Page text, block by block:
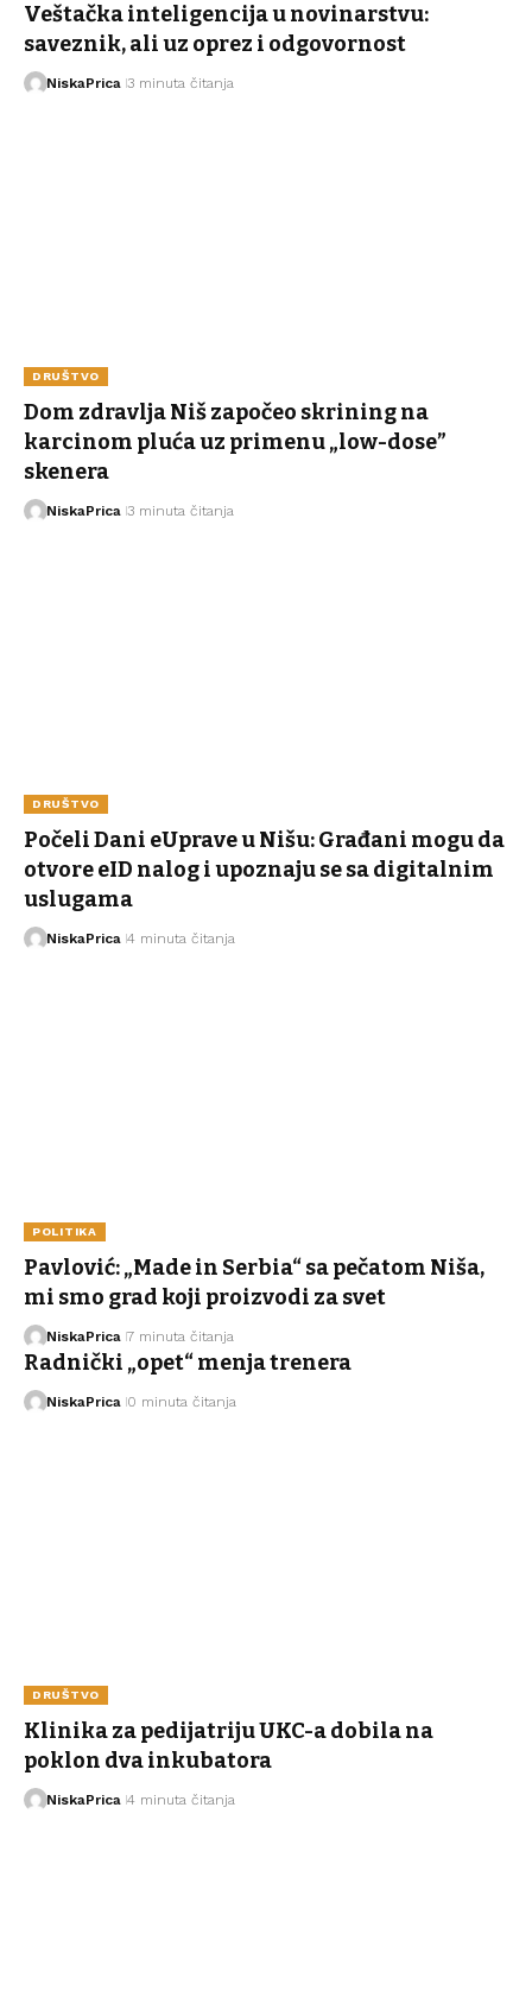
Veštačka inteligencija u novinarstvu:
saveznik, ali uz oprez i odgovornost
NiskaPrica 3 minuta čitanja
DRUŠTVO
Dom zdravlja Niš započeo skrining na
karcinom pluća uz primenu „low-dose”
skenera
NiskaPrica 3 minuta čitanja
DRUŠTVO
Počeli Dani eUprave u Nišu: Građani mogu da
otvore eID nalog i upoznaju se sa digitalnim
uslugama
NiskaPrica 4 minuta čitanja
POLITIKA
Pavlović: „Made in Serbia“ sa pečatom Niša,
mi smo grad koji proizvodi za svet
NiskaPrica 7 minuta čitanja
Radnički „opet“ menja trenera
NiskaPrica 0 minuta čitanja
DRUŠTVO
Klinika za pedijatriju UKC-a dobila na
poklon dva inkubatora
NiskaPrica 4 minuta čitanja